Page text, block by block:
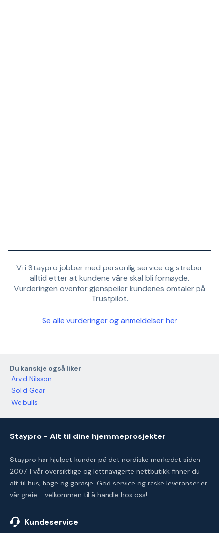
Vi i Staypro jobber med personlig service og streber
alltid etter at kundene våre skal bli fornøyde.
Vurderingen ovenfor gjenspeiler kundenes omtaler på
Trustpilot.
Se alle vurderinger og anmeldelser her
Du kanskje også liker
Arvid Nilsson
Solid Gear
Weibulls
Staypro - Alt til dine hjemmeprosjekter
Staypro har hjulpet kunder på det nordiske markedet siden
2007. I vår oversiktlige og lettnavigerte nettbutikk finner du
alt til hus, hage og garasje. God service og raske leveranser er
vår greie - velkommen til å handle hos oss!
Kundeservice